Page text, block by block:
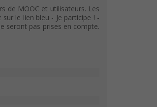
de MOOC et utilisateurs. Les
le lien bleu - Je participe ! -
seront pas prises en compte.